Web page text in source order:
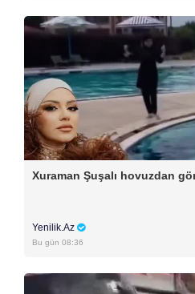
Xuraman Şuşalı hovuzdan
Yenilik.Az
Bu gün 08:36